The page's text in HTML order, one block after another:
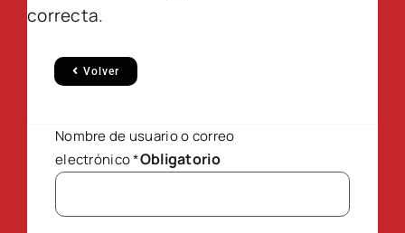
correcta.
Volver
Nombre de usuario o correo
electrónico*Obligatorio